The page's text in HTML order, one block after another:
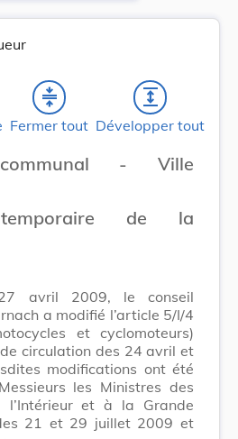
compress
Fermer tout
expand
Développer tout
communal - Ville
temporaire de la
avril 2009, le conseil
a modifié l’article 5/I/4
et cyclomoteurs)
circulation des 24 avril et
modifications ont été
les Ministres des
l’Intérieur et à la Grande
21 et 29 juillet 2009 et